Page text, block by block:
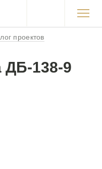
проектов
ДБ-138-9